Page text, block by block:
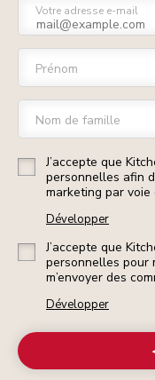
Votre adresse e-mail
Prénom
Nom de famille
J’accepte que
personnelles afin
marketing par voie
Développer
J’accepte que
personnelles pour
m’envoyer des
Développer